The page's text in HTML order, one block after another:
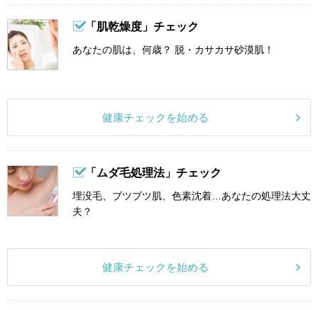
「肌乾燥度」チェック
あなたの肌は、何歳？ 脱・カサカサ砂漠肌！
健康チェックを始める
「ムダ毛処理法」チェック
埋没毛、ブツブツ肌、色素沈着…あなたの処理法大丈
夫？
健康チェックを始める